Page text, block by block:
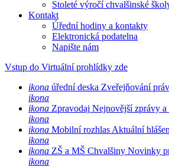
Stoleté výročí chvalšinské
Kontakt
Úřední hodiny a kontakty
Elektronická podatelna
Napište nám
Vstup do Virtuální prohlídky zde
ikona úřední deska Zveřejňování
ikona
ikona Zpravodaj Nejnovější zprávy
ikona
ikona Mobilní rozhlas Aktuální
ikona
ikona ZŠ a MŠ Chvalšiny Novinky
ikona